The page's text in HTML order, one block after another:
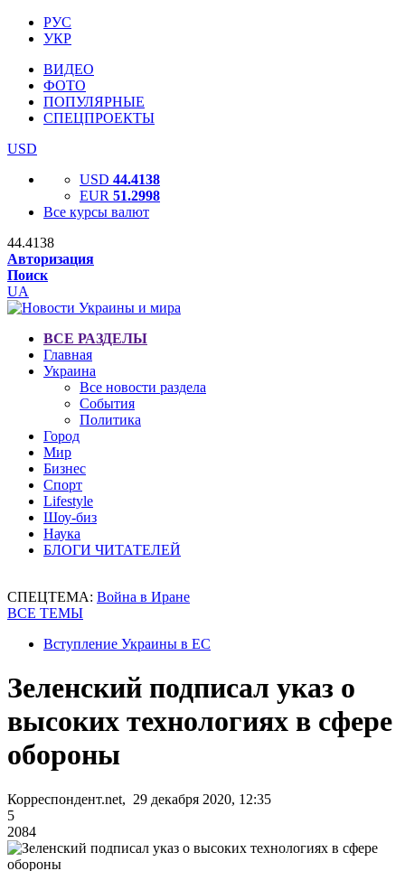
РУС
УКР
ВИДЕО
ФОТО
ПОПУЛЯРНЫЕ
СПЕЦПРОЕКТЫ
USD
USD 44.4138
EUR 51.2998
Все курсы валют
44.4138
Авторизация
Поиск
UA
ВСЕ РАЗДЕЛЫ
Главная
Украина
Все новости раздела
События
Политика
Город
Мир
Бизнес
Спорт
Lifestyle
Шоу-биз
Наука
БЛОГИ ЧИТАТЕЛЕЙ
СПЕЦТЕМА: Война в Иране
ВСЕ ТЕМЫ
Вступление Украины в ЕС
Зеленский подписал указ о
высоких технологиях в сфере
обороны
Корреспондент.net, 29 декабря 2020, 12:35
5
2084